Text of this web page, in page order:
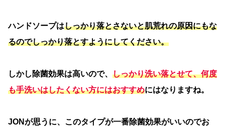
ハンドソープはしっかり落とさないと肌荒れの原因にもな
るのでしっかり落とすようにしてください。
しかし除菌効果は高いので、 しっかり洗い落とせて、何度
も手洗いはしたくない方にはおすすめにはなりますね。
JONが思うに、このタイプが一番除菌効果がいいのでお